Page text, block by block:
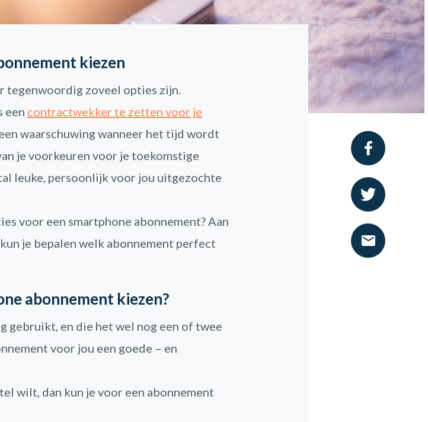
kiezen
tegenwoordig zoveel opties zijn.
een contractwekker te zetten voor je
waarschuwing wanneer het tijd wordt
je voorkeuren voor je toekomstige
leuke, persoonlijk voor jou uitgezochte
voor een smartphone abonnement? Aan
je bepalen welk abonnement perfect
abonnement kiezen?
gebruikt, en die het wel nog een of twee
voor jou een goede – en
wilt, dan kun je voor een abonnement